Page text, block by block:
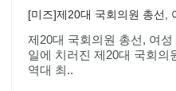
제20대 국회의원 총선, 여
일에 치러진 제20대 국회의
역대 최..